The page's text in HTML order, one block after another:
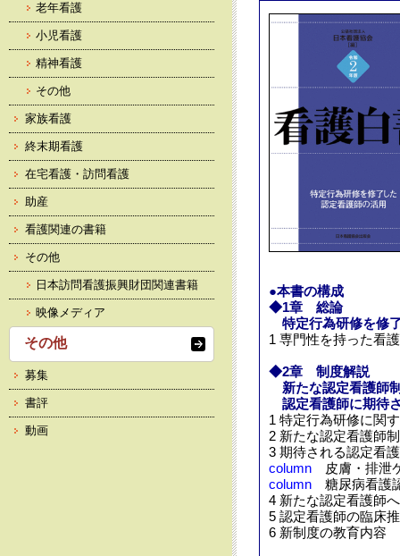
●本書の構成
◆1章 総論
特定行為研修を修
1 専門性を持った看
◆2章 制度解説
新たな認定看護師
認定看護師に期待
1 特定行為研修に関
2 新たな認定看護師
3 期待される認定看
column 皮膚・排泄
column 糖尿病看護
4 新たな認定看護師
5 認定看護師の臨床
6 新制度の教育内容
老年看護
小児看護
精神看護
その他
家族看護
終末期看護
在宅看護・訪問看護
助産
看護関連の書籍
その他
日本訪問看護振興財団関連書籍
映像メディア
その他
募集
書評
動画